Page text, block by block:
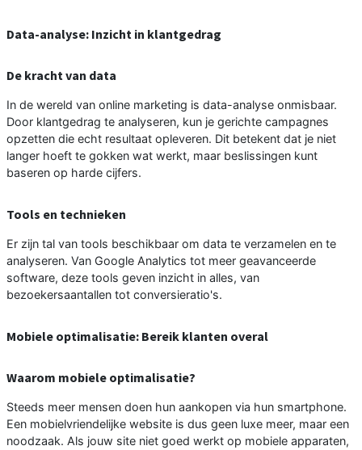
Data-analyse: Inzicht in klantgedrag
De kracht van data
In de wereld van online marketing is data-analyse onmisbaar.
Door klantgedrag te analyseren, kun je gerichte campagnes
opzetten die echt resultaat opleveren. Dit betekent dat je niet
langer hoeft te gokken wat werkt, maar beslissingen kunt
baseren op harde cijfers.
Tools en technieken
Er zijn tal van tools beschikbaar om data te verzamelen en te
analyseren. Van Google Analytics tot meer geavanceerde
software, deze tools geven inzicht in alles, van
bezoekersaantallen tot conversieratio's.
Mobiele optimalisatie: Bereik klanten overal
Waarom mobiele optimalisatie?
Steeds meer mensen doen hun aankopen via hun smartphone.
Een mobielvriendelijke website is dus geen luxe meer, maar een
noodzaak. Als jouw site niet goed werkt op mobiele apparaten,